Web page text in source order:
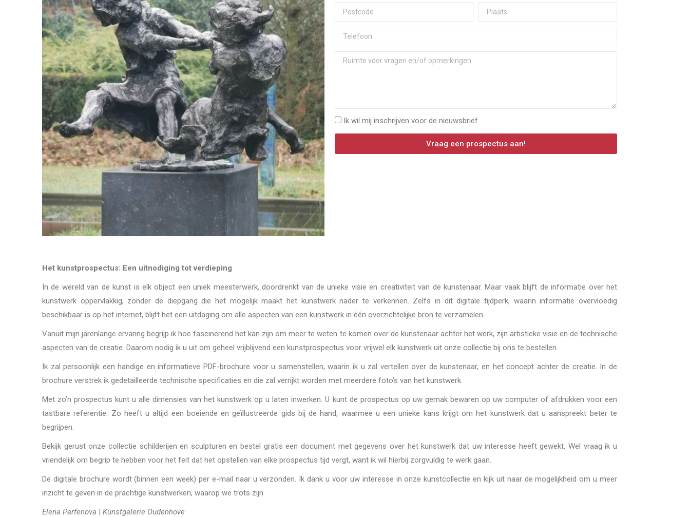
Ik wil mij inschrijven voor de nieuwsbrief
Vraag een prospectus aan!
Het kunstprospectus: Een uitnodiging tot verdieping
In de wereld van de kunst is elk object een uniek meesterwerk, doordrenkt van de unieke visie en creativiteit van de kunstenaar. Maar vaak blijft de informatie over het
kunstwerk oppervlakkig, zonder de diepgang die het mogelijk maakt het kunstwerk nader te verkennen. Zelfs in dit digitale tijdperk, waarin informatie overvloedig
beschikbaar is op het internet, blijft het een uitdaging om alle aspecten van een kunstwerk in één overzichtelijke bron te verzamelen.
Vanuit mijn jarenlange ervaring begrijp ik hoe fascinerend het kan zijn om meer te weten te komen over de kunstenaar achter het werk, zijn artistieke visie en de technische
aspecten van de creatie. Daarom nodig ik u uit om geheel vrijblijvend een kunstprospectus voor vrijwel elk kunstwerk uit onze collectie bij ons te bestellen.
Ik zal persoonlijk een handige en informatieve PDF-brochure voor u samenstellen, waarin ik u zal vertellen over de kunstenaar, en het concept achter de creatie. In de
brochure verstrek ik gedetailleerde technische specificaties en die zal verrijkt worden met meerdere foto’s van het kunstwerk.
Met zo’n prospectus kunt u alle dimensies van het kunstwerk op u laten inwerken. U kunt de prospectus op uw gemak bewaren op uw computer of afdrukken voor een
tastbare referentie. Zo heeft u altijd een boeiende en geïllustreerde gids bij de hand, waarmee u een unieke kans krijgt om het kunstwerk dat u aanspreekt beter te
begrijpen.
Bekijk gerust onze collectie schilderijen en sculpturen en bestel gratis een document met gegevens over het kunstwerk dat uw interesse heeft gewekt. Wel vraag ik u
vriendelijk om begrip te hebben voor het feit dat het opstellen van elke prospectus tijd vergt, want ik wil hierbij zorgvuldig te werk gaan.
De digitale brochure wordt (binnen een week) per e-mail naar u verzonden. Ik dank u voor uw interesse in onze kunstcollectie en kijk uit naar de mogelijkheid om u meer
inzicht te geven in de prachtige kunstwerken, waarop we trots zijn.
Elena Parfenova | Kunstgalerie Oudenhove